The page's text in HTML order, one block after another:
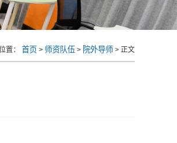
置： 首页 > 师资队伍 > 院外导师 > 正文